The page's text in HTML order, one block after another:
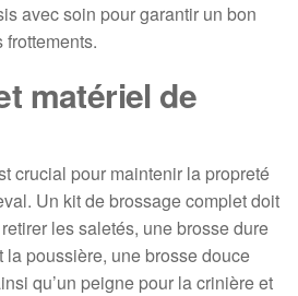
avec soin pour garantir un bon
matériel de
crucial pour maintenir la propreté
Un kit de brossage complet doit
les saletés, une brosse dure
la poussière, une brosse douce
qu’un peigne pour la crinière et